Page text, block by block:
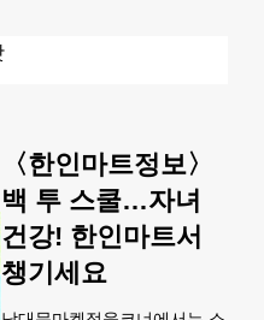
〈한인마트정보〉
백 투 스쿨…자녀
건강! 한인마트서
챙기세요